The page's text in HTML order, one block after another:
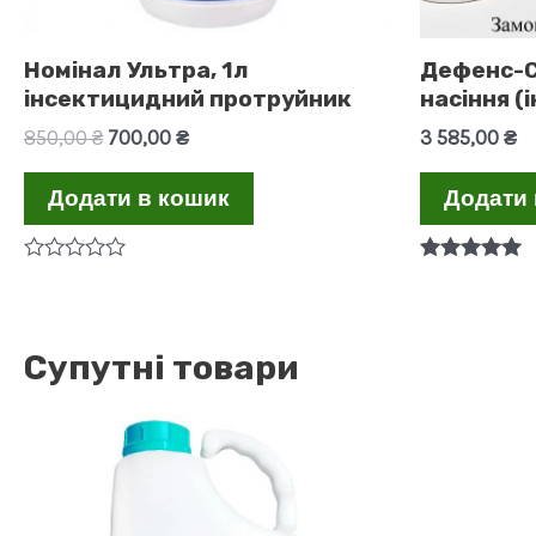
Номінал Ультра, 1л
інсектицидний протруйник
850,00₴ Оригінальна
850,00 ₴.
700,00 ₴Поточна
700,00 ₴.
Додати в кошик
5
Дефенс-С
насіння
3 585,00 ₴
Додати
Супутні товари